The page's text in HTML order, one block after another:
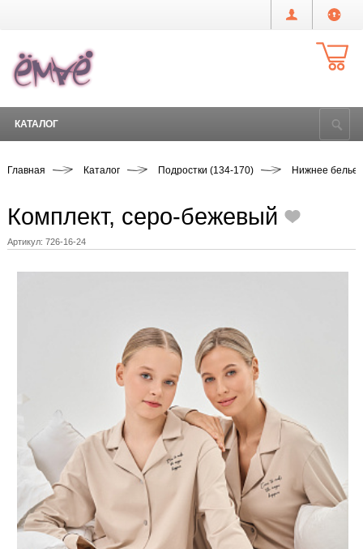
КАТАЛОГ
Главная Каталог Подростки (134-170) Нижнее
Комплект, серо-бежевый
Артикул: 726-16-24